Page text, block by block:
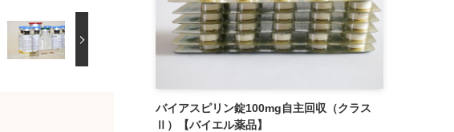
バイアスピリン錠100mg自主回収（クラス
Ⅱ）【バイエル薬品】